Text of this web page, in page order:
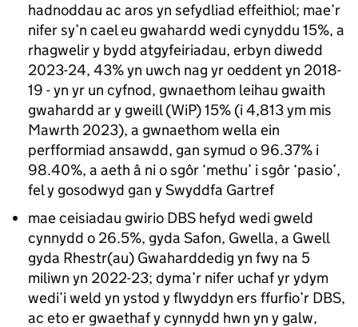
hadnoddau ac aros yn sefydliad effeithiol; mae’r
nifer sy’n cael eu gwahardd wedi cynyddu 15%, a
rhagwelir y bydd atgyfeiriadau, erbyn diwedd
2023-24, 43% yn uwch nag yr oeddent yn 2018-
19 - yn yr un cyfnod, gwnaethom leihau gwaith
gwahardd ar y gweill (WiP) 15% (i 4,813 ym mis
Mawrth 2023), a gwnaethom wella ein
perfformiad ansawdd, gan symud o 96.37% i
98.40%, a aeth â ni o sgôr ‘methu’ i sgôr ‘pasio’,
fel y gosodwyd gan y Swyddfa Gartref
mae ceisiadau gwirio DBS hefyd wedi gweld
cynnydd o 26.5%, gyda Safon, Gwella, a Gwell
gyda Rhestr(au) Gwaharddedig yn fwy na 5
miliwn yn 2022-23; dyma’r nifer uchaf yr ydym
wedi’i weld yn ystod y flwyddyn ers ffurfio’r DBS,
ac eto er gwaethaf y cynnydd hwn yn y galw,